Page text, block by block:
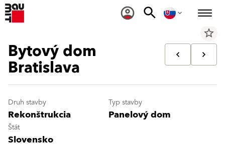
star_border
Bytový dom
Bratislava
Druh stavby
Rekonštrukcia
Typ stavby
Panelový dom
Štát
Slovensko